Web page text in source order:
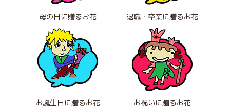
母の日に贈るお花 退職・卒業に贈るお花
お誕生日に贈るお花 お祝いに贈るお花